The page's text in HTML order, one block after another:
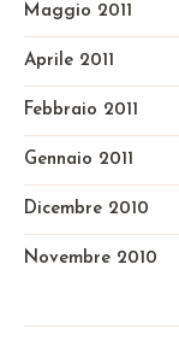
Maggio 2011
Aprile 2011
Febbraio 2011
Gennaio 2011
Dicembre 2010
Novembre 2010